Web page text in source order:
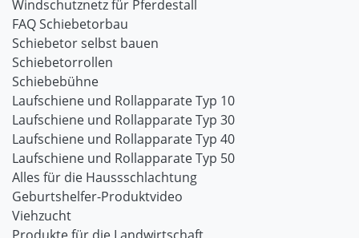
Windschutznetz für Pferdestall
FAQ Schiebetorbau
Schiebetor selbst bauen
Schiebetorrollen
Schiebebühne
Laufschiene und Rollapparate Typ 10
Laufschiene und Rollapparate Typ 30
Laufschiene und Rollapparate Typ 40
Laufschiene und Rollapparate Typ 50
Alles für die Haussschlachtung
Geburtshelfer-Produktvideo
Viehzucht